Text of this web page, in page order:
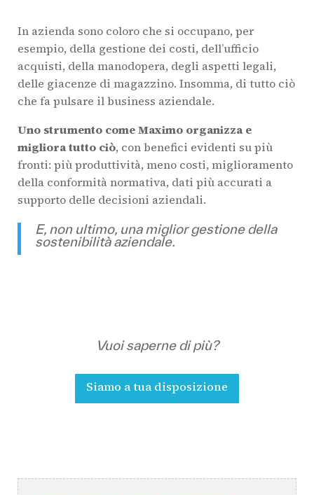
In azienda sono coloro che si occupano, per
esempio, della gestione dei costi, dell’ufficio
acquisti, della manodopera, degli aspetti legali,
delle giacenze di magazzino. Insomma, di tutto ciò
che fa pulsare il business aziendale.
Uno strumento come Maximo organizza e
migliora tutto ciò, con benefici evidenti su più
fronti: più produttività, meno costi, miglioramento
della conformità normativa, dati più accurati a
supporto delle decisioni aziendali.
E, non ultimo, una miglior gestione della
sostenibilità aziendale.
Vuoi saperne di più?
Siamo a tua disposizione